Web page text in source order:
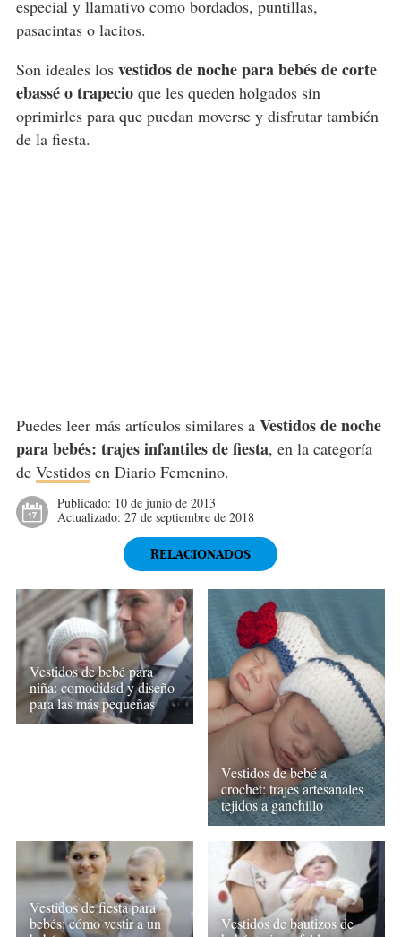
especial y llamativo como bordados, puntillas,
pasacintas o lacitos.
Son ideales los vestidos de noche para bebés de corte
ebassé o trapecioque les queden holgados sin
oprimirles para que puedan moverse y disfrutar también
de la fiesta.
Puedes leer más artículos similares a Vestidos de noche
para bebés: trajes infantiles de fiesta, en la categoría
de Vestidosen Diario Femenino.
Publicado: 10 de junio de 2013
Actualizado: 27 de septiembre de 2018
RELACIONADOS
Vestidos de bebé para
niña: comodidad y diseño
para las más pequeñas
Vestidos de bebé a
crochet: trajes artesanales
tejidos a ganchillo
Vestidos de fiesta para
bebés: cómo vestir a un
Vestidos de bautizos de